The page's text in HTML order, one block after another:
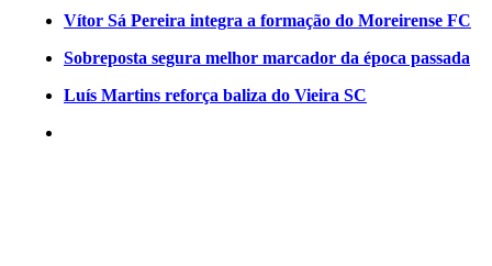
Vítor Sá Pereira integra a formação do Moreirense FC
Sobreposta segura melhor marcador da época passada
Luís Martins reforça baliza do Vieira SC